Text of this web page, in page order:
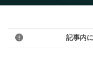
記事内